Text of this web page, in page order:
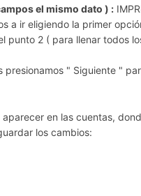
el mismo dato ) :
a ir eligiendo la primer
punto 2 ( para llenar todos
" Siguiente "
en las cuentas,
los cambios: